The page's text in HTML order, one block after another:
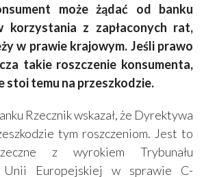
może żądać od banku
korzystania z zapłaconych rat,
w prawie krajowym. Jeśli prawo
takie roszczenie konsumenta,
stoi temu na przeszkodzie.
Rzecznik wskazał, że Dyrektywa
tym roszczeniom. Jest to
z wyrokiem Trybunału
Unii Europejskiej w sprawie C-